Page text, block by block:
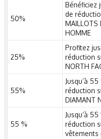
50%
Bénéficiez
de
MAILLOTS
HOMME
25%
Profitez
réduction
NORTH
55%
Jusqu’à
réduction
DIAMANT
55 %
Jusqu’à
réduction
vêtements